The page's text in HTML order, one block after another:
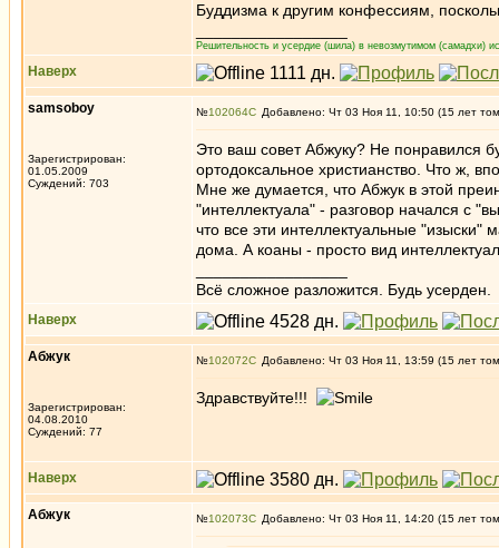
Буддизма к другим конфессиям,
Решительность и усердие (шила) в невозмутимом (самадхи)
Наверх
samsoboy
Зарегистрирован:
01.05.2009
Суждений: 703
№102064 Добавлено: Чт 03 Ноя 11, 10:50 (15 лет
Это ваш совет Абжуку? Не понравился
ортодоксальное христианство. Что ж,
Мне же думается, что Абжук в этой
"интеллектуала" - разговор начался с
что все эти интеллектуальные "изыски"
дома. А коаны - просто вид
Всё сложное разложится. Будь усерден.
Наверх
Абжук
Зарегистрирован:
04.08.2010
Суждений: 77
№102072 Добавлено: Чт 03 Ноя 11, 13:59 (15 лет
Здравствуйте!!!
Наверх
Абжук №102073 Добавлено: Чт 03 Ноя 11, 14:20 (15 лет